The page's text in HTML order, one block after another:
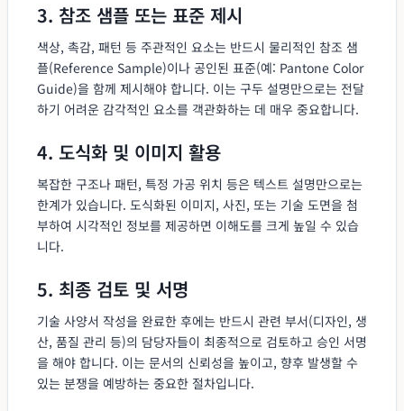
3. 참조 샘플 또는 표준 제시
색상, 촉감, 패턴 등 주관적인 요소는 반드시 물리적인 참조 샘
플(Reference Sample)이나 공인된 표준(예: Pantone Color
Guide)을 함께 제시해야 합니다. 이는 구두 설명만으로는 전달
하기 어려운 감각적인 요소를 객관화하는 데 매우 중요합니다.
4. 도식화 및 이미지 활용
복잡한 구조나 패턴, 특정 가공 위치 등은 텍스트 설명만으로는
한계가 있습니다. 도식화된 이미지, 사진, 또는 기술 도면을 첨
부하여 시각적인 정보를 제공하면 이해도를 크게 높일 수 있습
니다.
5. 최종 검토 및 서명
기술 사양서 작성을 완료한 후에는 반드시 관련 부서(디자인, 생
산, 품질 관리 등)의 담당자들이 최종적으로 검토하고 승인 서명
을 해야 합니다. 이는 문서의 신뢰성을 높이고, 향후 발생할 수
있는 분쟁을 예방하는 중요한 절차입니다.